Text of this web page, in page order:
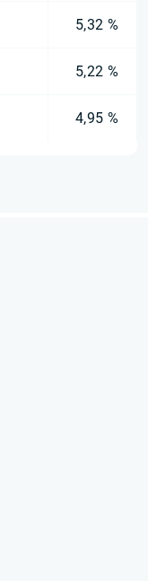
5,32 %
5,22 %
4,95 %